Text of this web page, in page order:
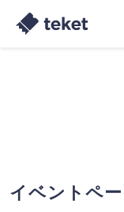
イベントペ